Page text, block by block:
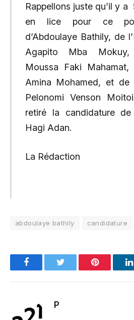
Rappellons juste qu’il y
en lice pour ce
d’Abdoulaye Bathily, de
Agapito Mba
Moussa Faki
Amina Mohamed, et de
Pelonomi Venson
retiré la candidature
Hagi Adan.
La Rédaction
abdoulaye bathily candidature
FacebookTwitter Pinterest
P